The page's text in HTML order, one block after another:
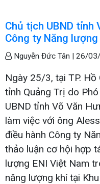
Chủ tịch UBND tỉnh
Công ty Năng
Nguyễn Đức Tân | 26/
Ngày 25/3, tại TP.
tỉnh Quảng Trị do
UBND tỉnh Võ Văn
làm việc với ông
điều hành Công ty
thảo luận cơ hội hợp
lượng ENI Việt Nam
năng lượng khí tại